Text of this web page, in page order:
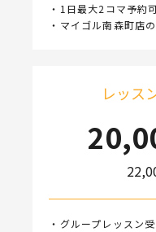
・1日最大2コマ予約
・マイゴル南森町店
レッス
・グループレッスン